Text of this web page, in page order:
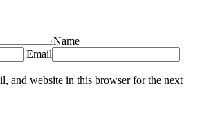
Name
Email
and website in this browser for the next